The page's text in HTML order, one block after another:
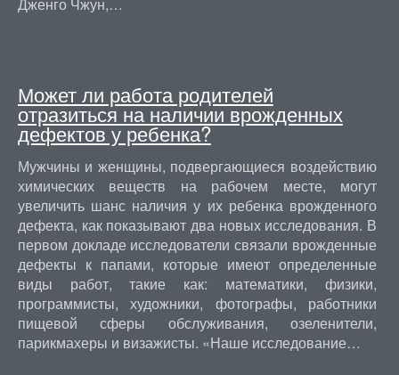
Может ли работа родителей
отразиться на наличии врожденных
дефектов у ребенка?
Мужчины и женщины, подвергающиеся воздействию
химических веществ на рабочем месте, могут
увеличить шанс наличия у их ребенка врожденного
дефекта, как показывают два новых исследования. В
первом докладе исследователи связали врожденные
дефекты к папами, которые имеют определенные
виды работ, такие как: математики, физики,
программисты, художники, фотографы, работники
пищевой сферы обслуживания, озеленители,
парикмахеры и визажисты. «Наше исследование…